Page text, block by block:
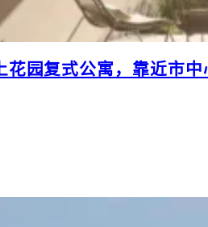
花园复式公寓，靠近市